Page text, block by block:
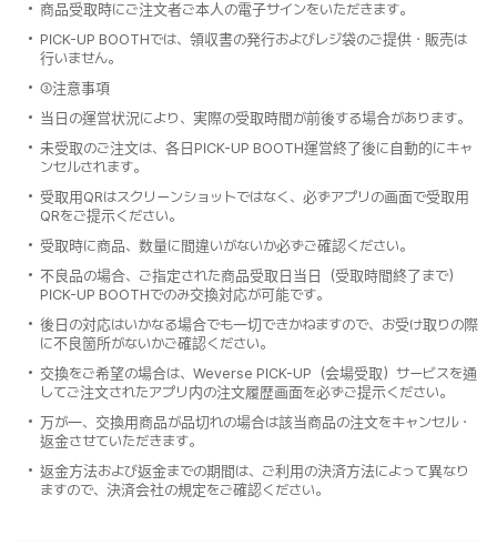
商品受取時にご注文者ご本人の電子サインをいただきます。
PICK-UP BOOTHでは、領収書の発行およびレジ袋のご提供・販売は
行いません。
③注意事項
当日の運営状況により、実際の受取時間が前後する場合があります。
未受取のご注文は、各日PICK-UP BOOTH運営終了後に自動的にキャ
ンセルされます。
受取用QRはスクリーンショットではなく、必ずアプリの画面で受取用
QRをご提示ください。
受取時に商品、数量に間違いがないか必ずご確認ください。
不良品の場合、ご指定された商品受取日当日（受取時間終了まで）
PICK-UP BOOTHでのみ交換対応が可能です。
後日の対応はいかなる場合でも一切できかねますので、お受け取りの際
に不良箇所がないかご確認ください。
交換をご希望の場合は、Weverse PICK-UP（会場受取）サービスを通
してご注文されたアプリ内の注文履歴画面を必ずご提示ください。
万が一、交換用商品が品切れの場合は該当商品の注文をキャンセル・
返金させていただきます。
返金方法および返金までの期間は、ご利用の決済方法によって異なり
ますので、決済会社の規定をご確認ください。